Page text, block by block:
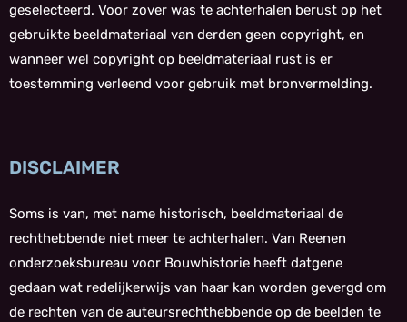
geselecteerd. Voor zover was te achterhalen berust op het
gebruikte beeldmateriaal van derden geen copyright, en
wanneer wel copyright op beeldmateriaal rust is er
toestemming verleend voor gebruik met bronvermelding.
DISCLAIMER
Soms is van, met name historisch, beeldmateriaal de
rechthebbende niet meer te achterhalen. Van Reenen
onderzoeksbureau voor Bouwhistorie heeft datgene
gedaan wat redelijkerwijs van haar kan worden gevergd om
de rechten van de auteursrechthebbende op de beelden te